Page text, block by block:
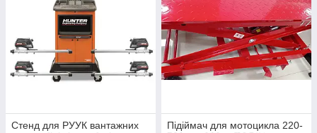
Стенд для РУУК вантажних
Підіймач для мотоцикла 220-